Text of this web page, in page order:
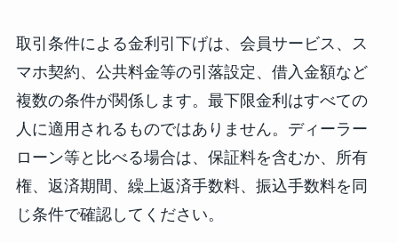
取引条件による金利引下げは、会員サービス、ス
マホ契約、公共料金等の引落設定、借入金額など
複数の条件が関係します。最下限金利はすべての
人に適用されるものではありません。ディーラー
ローン等と比べる場合は、保証料を含むか、所有
権、返済期間、繰上返済手数料、振込手数料を同
じ条件で確認してください。